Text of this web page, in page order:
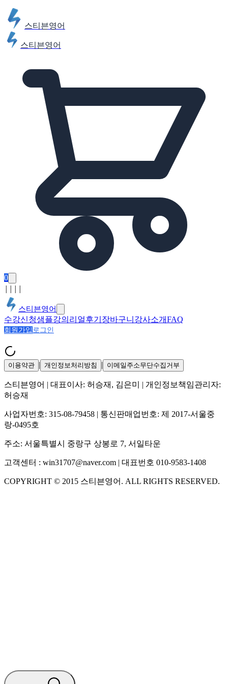
스티븐영어
스티븐영어
0
스티븐영어
수강신청샘플강의 리얼후기 장바구니 강사소개FAQ
회원가입 로그인
이용약관 | 개인정보처리방침 | 이메일주소무단수집거부
스티븐영어 | 대표이사: 허승재, 김은미
| 개인정보책임관리자:
허승재
사업자번호: 315-08-79458 | 통신판매업번호: 제 2017-서울중
랑-0495호
주소: 서울특별시 중랑구 상봉로 7, 서일타운
고객센터 : win31707@naver.com | 대표번호 010-9583-1408
COPYRIGHT © 2015 스티븐영어 . ALL RIGHTS RESERVED.